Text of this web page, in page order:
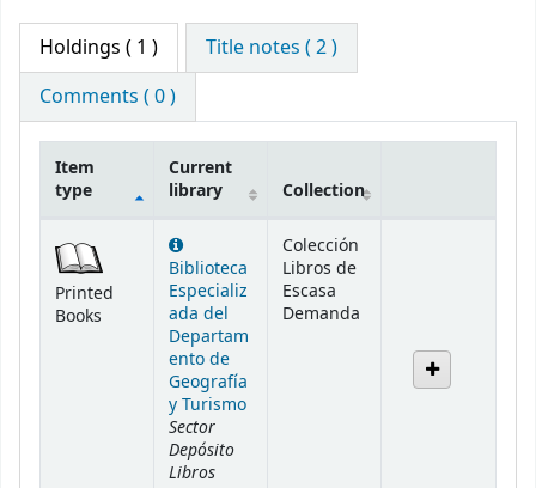
Holdings ( 1 )
Title notes ( 2 )
Comments ( 0 )
Item
type
Current
library
Collection
Printed
Books
Biblioteca
Especializ
ada del
Departam
ento de
Geografía
y Turismo
Sector
Depósito
Libros
Colección
Libros de
Escasa
Demanda